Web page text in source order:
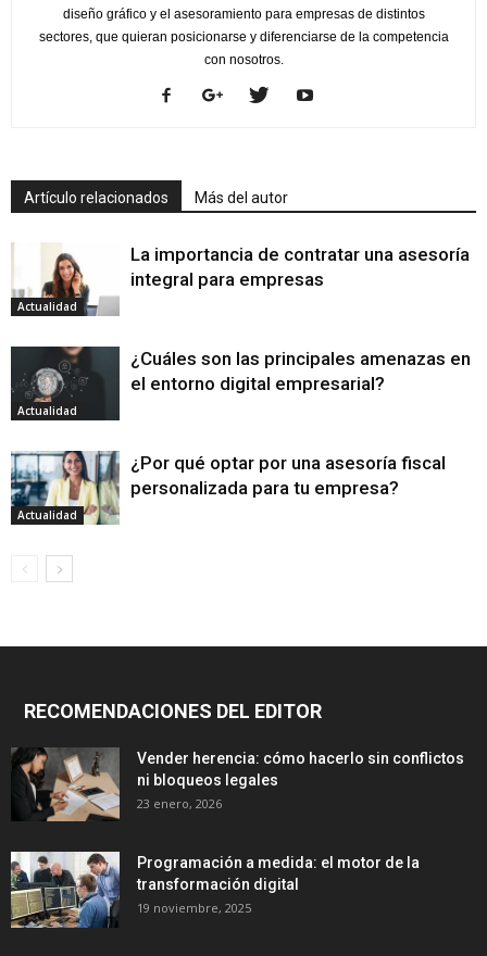
diseño gráfico y el asesoramiento para empresas de distintos
sectores, que quieran posicionarse y diferenciarse de la competencia
con nosotros.
Artículo relacionados Más del autor
Actualidad
La importancia de contratar una asesoría
integral para empresas
Actualidad
¿Cuáles son las principales amenazas en
el entorno digital empresarial?
Actualidad
¿Por qué optar por una asesoría fiscal
personalizada para tu empresa?
RECOMENDACIONES DEL EDITOR
Vender herencia: cómo hacerlo sin conflictos
ni bloqueos legales
23 enero, 2026
Programación a medida: el motor de la
transformación digital
19 noviembre, 2025